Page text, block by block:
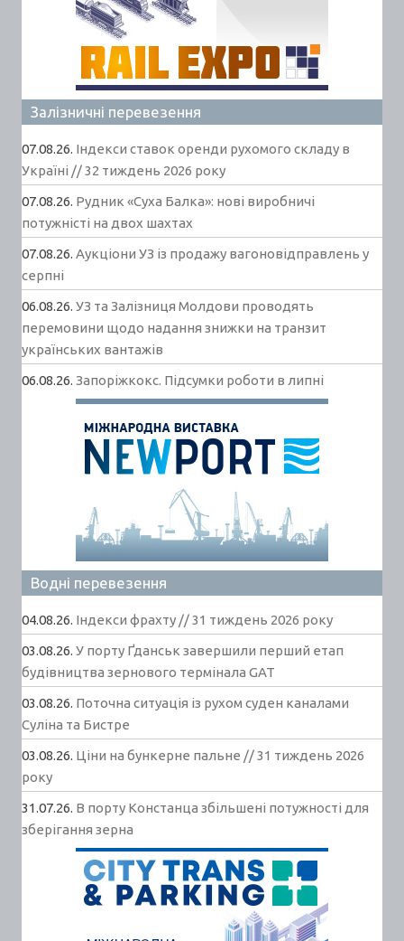
Залізничні перевезення
07.08.26. Індекси ставок оренди рухомого складу в
Україні // 32 тиждень 2026 року
07.08.26. Рудник «Суха Балка»: нові виробничі
потужністі на двох шахтах
07.08.26. Аукціони УЗ із продажу вагоновідправлень у
серпні
06.08.26. УЗ та Залізниця Молдови проводять
перемовини щодо надання знижки на транзит
українських вантажів
06.08.26. Запоріжкокс. Підсумки роботи в липні
Водні перевезення
04.08.26. Індекси фрахту // 31 тиждень 2026 року
03.08.26. У порту Ґданськ завершили перший етап
будівництва зернового термінала GAT
03.08.26. Поточна ситуація із рухом суден каналами
Суліна та Бистре
03.08.26. Ціни на бункерне пальне // 31 тиждень 2026
року
31.07.26. В порту Констанца збільшені потужності для
зберігання зерна